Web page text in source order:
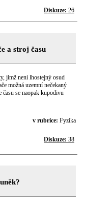
Diskuze: 26
a stroj času
jimž není lhostejný osud
možná uzemní nečekaný
času se naopak kupodivu
v rubrice: Fyzika
Diskuze: 38